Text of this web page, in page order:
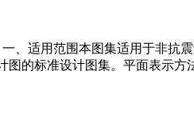
、适用范围本图集适用于非抗
的标准设计图集。平面表示方